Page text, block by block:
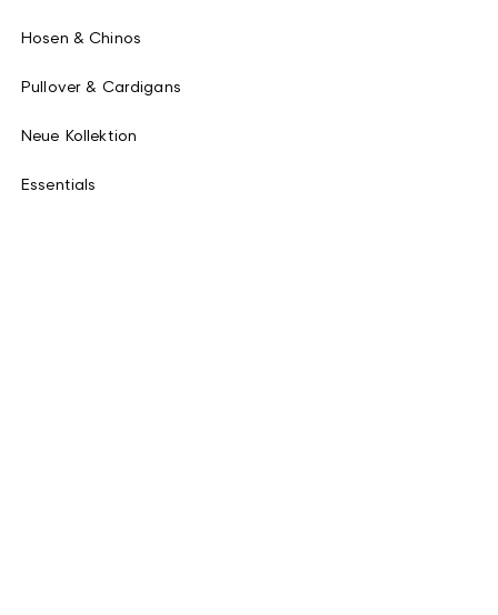
Hosen & Chinos
Pullover & Cardigans
Neue Kollektion
Essentials